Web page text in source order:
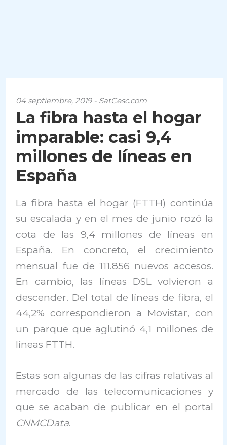
04 septiembre, 2019 - SatCesc.com
La fibra hasta el hogar
imparable: casi 9,4
millones de líneas en
España
La fibra hasta el hogar (FTTH) continúa
su escalada y en el mes de junio rozó la
cota de las 9,4 millones de líneas en
España. En concreto, el crecimiento
mensual fue de 111.856 nuevos accesos.
En cambio, las líneas DSL volvieron a
descender. Del total de líneas de fibra, el
44,2% correspondieron a Movistar, con
un parque que aglutinó 4,1 millones de
líneas FTTH.
Estas son algunas de las cifras relativas al
mercado de las telecomunicaciones y
que se acaban de publicar en el portal
CNMCData.